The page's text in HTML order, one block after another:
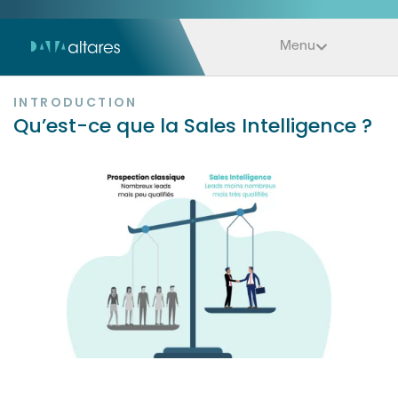
Menu
INTRODUCTION
Qu’est-ce que la Sales Intelligence ?